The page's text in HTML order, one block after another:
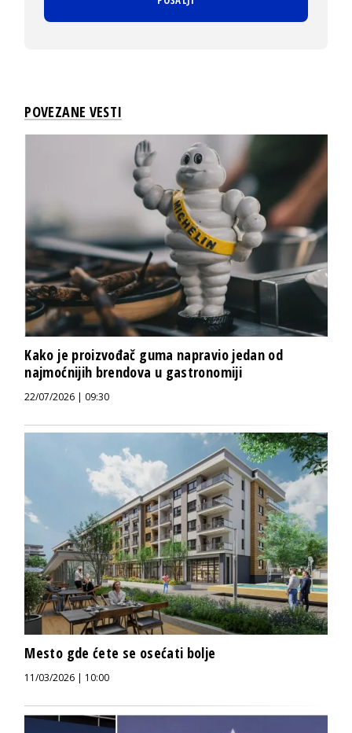
POVEZANE VESTI
Kako je proizvođač guma napravio jedan od
najmoćnijih brendova u gastronomiji
22/07/2026 | 09:30
Mesto gde ćete se osećati bolje
11/03/2026 | 10:00